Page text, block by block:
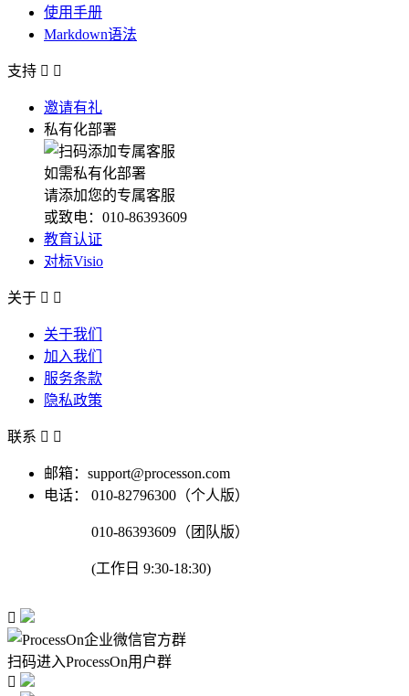
使用手册
Markdown语法
支持  
邀请有礼
私有化部署
如需私有化部署
请添加您的专属客服
或致电：010-86393609
教育认证
对标Visio
关于  
关于我们
加入我们
服务条款
隐私政策
联系  
邮箱：support@processon.com
电话：
010-82796300（个人版）
010-86393609（团队版）
(工作日 9:30-18:30)

扫码进入ProcessOn用户群
